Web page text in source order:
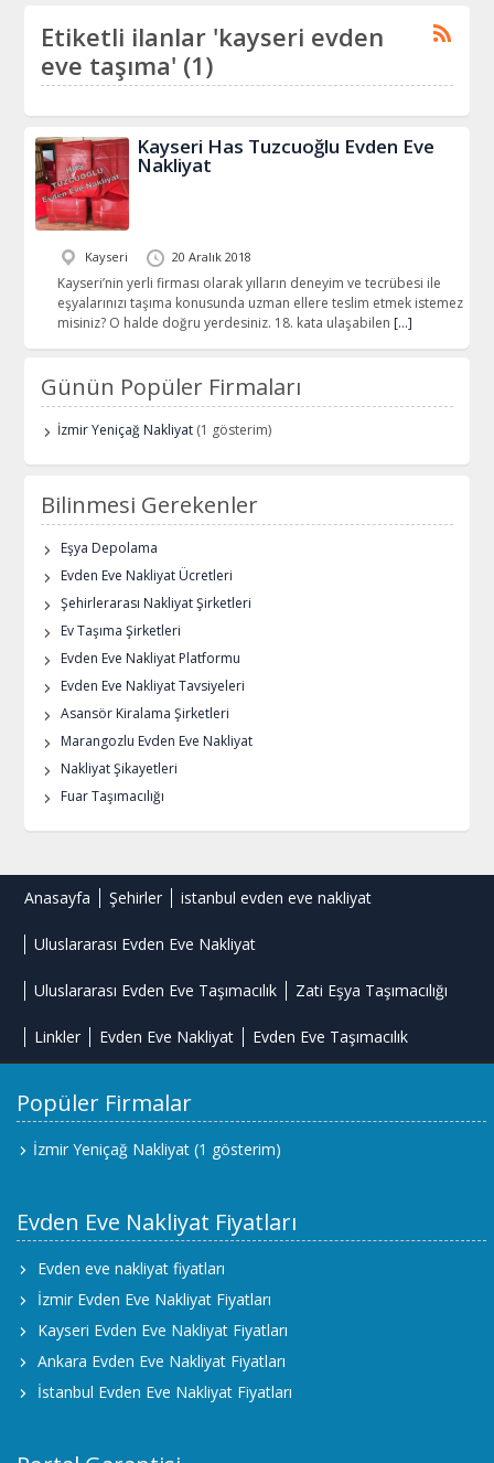
Etiketli ilanlar 'kayseri evden
eve taşıma' (1)
Kayseri Has Tuzcuoğlu Evden Eve
Nakliyat
Kayseri 20 Aralık 2018
Kayseri’nin yerli firması olarak yılların deneyim ve tecrübesi ile
eşyalarınızı taşıma konusunda uzman ellere teslim etmek istemez
misiniz? O halde doğru yerdesiniz. 18. kata ulaşabilen […]
Günün Popüler Firmaları
İzmir Yeniçağ Nakliyat (1 gösterim)
Bilinmesi Gerekenler
Eşya Depolama
Evden Eve Nakliyat Ücretleri
Şehirlerarası Nakliyat Şirketleri
Ev Taşıma Şirketleri
Evden Eve Nakliyat Platformu
Evden Eve Nakliyat Tavsiyeleri
Asansör Kiralama Şirketleri
Marangozlu Evden Eve Nakliyat
Nakliyat Şikayetleri
Fuar Taşımacılığı
Anasayfa Şehirler istanbul evden eve nakliyat
Uluslararası Evden Eve Nakliyat
Uluslararası Evden Eve Taşımacılık Zati Eşya Taşımacılığı
Linkler Evden Eve Nakliyat Evden Eve Taşımacılık
Popüler Firmalar
İzmir Yeniçağ Nakliyat (1 gösterim)
Evden Eve Nakliyat Fiyatları
Evden eve nakliyat fiyatları
İzmir Evden Eve Nakliyat Fiyatları
Kayseri Evden Eve Nakliyat Fiyatları
Ankara Evden Eve Nakliyat Fiyatları
İstanbul Evden Eve Nakliyat Fiyatları